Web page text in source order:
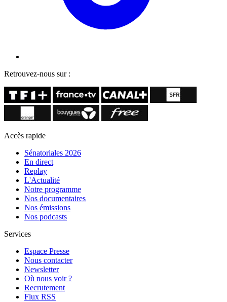
Retrouvez-nous sur :
Accès rapide
Sénatoriales 2026
En direct
Replay
L'Actualité
Notre programme
Nos documentaires
Nos émissions
Nos podcasts
Services
Espace Presse
Nous contacter
Newsletter
Où nous voir ?
Recrutement
Flux RSS